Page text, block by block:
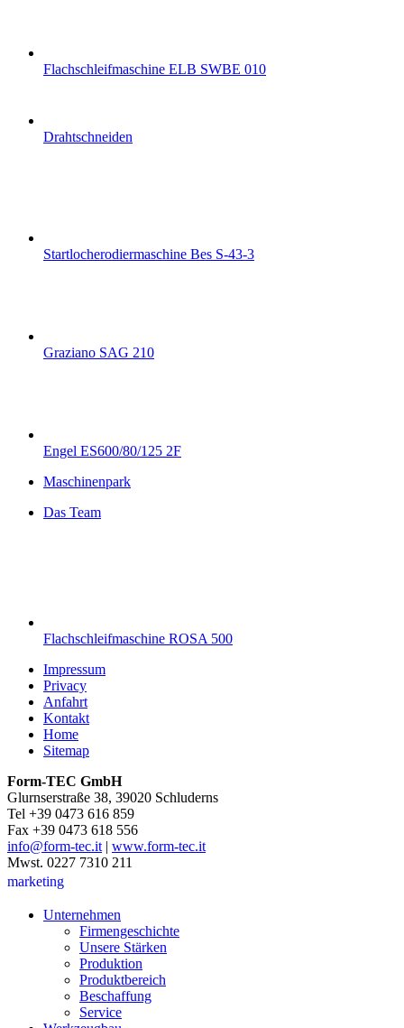
Flachschleifmaschine ELB SWBE 010
Drahtschneiden
Startlocherodiermaschine Bes S-43-3
Graziano SAG 210
Engel ES600/80/125 2F
Maschinenpark
Das Team
Flachschleifmaschine ROSA 500
Impressum
Privacy
Anfahrt
Kontakt
Home
Sitemap
Form-TEC GmbH
Glurnserstraße 38, 39020 Schluderns
Tel +39 0473 616 859
Fax +39 0473 618 556
info@form-tec.it| www.form-tec.it
Mwst. 0227 7310 211
marketing
Unternehmen
Firmengeschichte
Unsere Stärken
Produktion
Produktbereich
Beschaffung
Service